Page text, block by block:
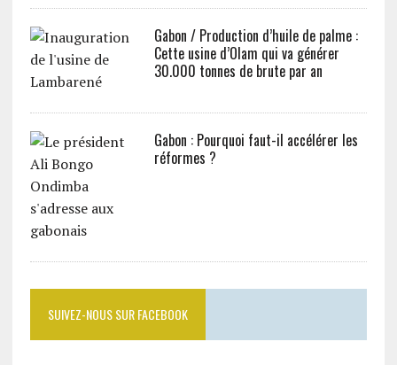
Gabon / Production d’huile de palme :
Cette usine d’Olam qui va générer
30.000 tonnes de brute par an
Gabon : Pourquoi faut-il accélérer les
réformes ?
SUIVEZ-NOUS SUR FACEBOOK